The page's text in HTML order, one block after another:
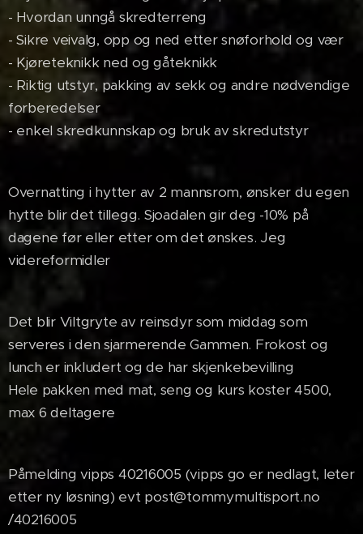
- Hvordan unngå skredterreng
- Sikre veivalg, opp og ned etter snøforhold og vær
- Kjøreteknikk ned og gåteknikk
- Riktig utstyr, pakking av sekk og andre nødvendige
forberedelser
- enkel skredkunnskap og bruk av skredutstyr
Overnatting i hytter av 2 mannsrom, ønsker du egen
hytte blir det tillegg. Sjoadalen gir deg -10% på
dagene før eller etter om det ønskes. Jeg
videreformidler
Det blir Viltgryte av reinsdyr som middag som
serveres i den sjarmerende Gammen. Frokost og
lunch er inkludert og de har skjenkebevilling
Hele pakken med mat, seng og kurs koster 4500,
max 6 deltagere
Påmelding vipps 40216005 (vipps go er nedlagt, leter
etter ny løsning) evt post@tommymultisport.no
/40216005